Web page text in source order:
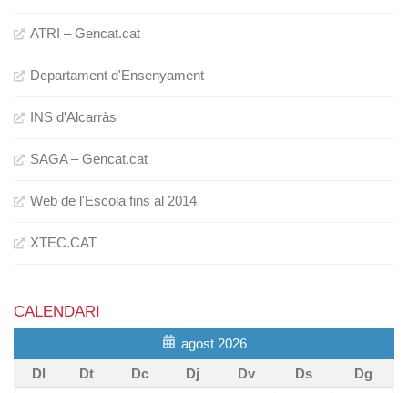
ATRI – Gencat.cat
Departament d'Ensenyament
INS d'Alcarràs
SAGA – Gencat.cat
Web de l'Escola fins al 2014
XTEC.CAT
CALENDARI
agost 2026
Dl
Dt Dc Dj Dv Ds Dg